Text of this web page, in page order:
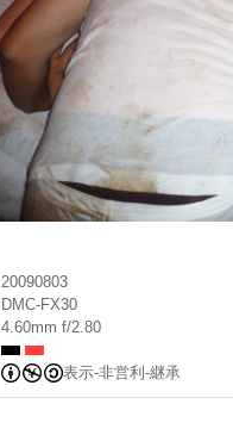
20090803
DMC-FX30
4.60mm f/2.80
表示-非営利-継承